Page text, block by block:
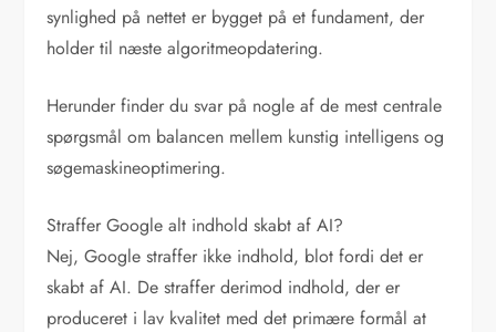
synlighed på nettet er bygget på et fundament, der
holder til næste algoritmeopdatering.
Herunder finder du svar på nogle af de mest centrale
spørgsmål om balancen mellem kunstig intelligens og
søgemaskineoptimering.
Straffer Google alt indhold skabt af AI?
Nej, Google straffer ikke indhold, blot fordi det er
skabt af AI. De straffer derimod indhold, der er
produceret i lav kvalitet med det primære formål at